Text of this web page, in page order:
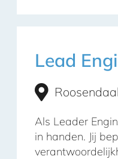
Lead
Roosendaal
Als Leader
in handen. Jij